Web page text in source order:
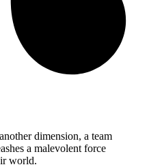
dimension, a team
a malevolent force
world.